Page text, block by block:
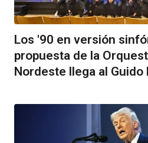
Los '90 en versión
propuesta de la
Nordeste llega al Guido